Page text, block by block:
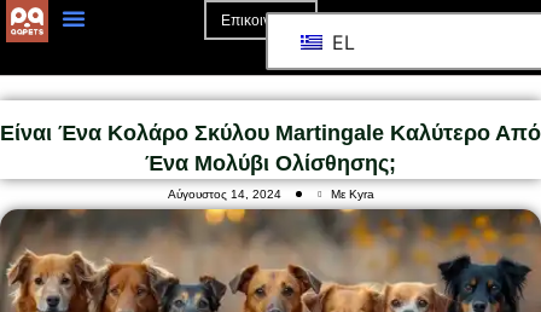
Επικοινωνία
EL
Είναι Ένα Κολάρο Σκύλου Martingale Καλύτερο Από
Ένα Μολύβι Ολίσθησης;
Αύγουστος 14, 2024 Με Kyra